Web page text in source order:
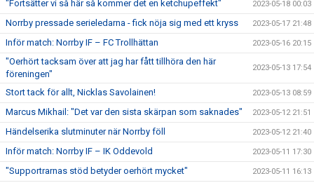
"Fortsätter vi så här så kommer det en ketchupeffekt" 2023-05-18 00:03
Norrby pressade serieledarna - fick nöja sig med ett kryss 2023-05-17 21:48
Inför match: Norrby IF – FC Trollhättan 2023-05-16 20:15
"Oerhört tacksam över att jag har fått tillhöra den här
föreningen"
2023-05-13 17:54
Stort tack för allt, Nicklas Savolainen! 2023-05-13 08:59
Marcus Mikhail: "Det var den sista skärpan som saknades" 2023-05-12 21:51
Händelserika slutminuter när Norrby föll 2023-05-12 21:40
Inför match: Norrby IF – IK Oddevold 2023-05-11 17:30
"Supportrarnas stöd betyder oerhört mycket" 2023-05-11 16:13